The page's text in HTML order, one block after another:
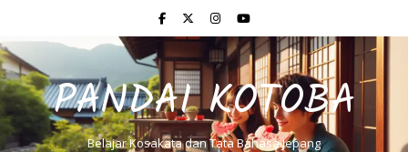
PANDAI KOTOBA
Belajar Kosakata dan Tata Bahasa Jepang